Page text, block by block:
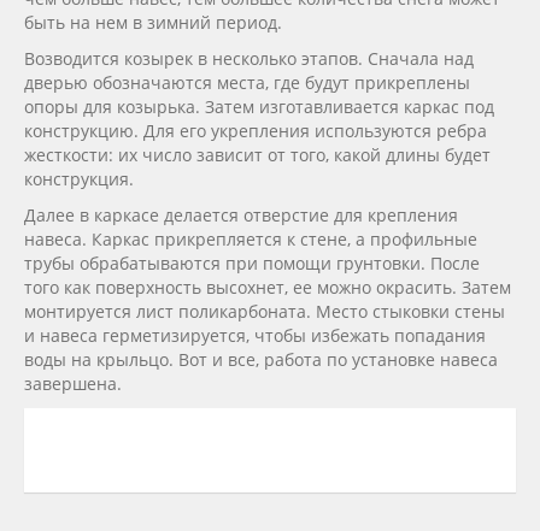
быть на нем в зимний период.
Возводится козырек в несколько этапов. Сначала над
дверью обозначаются места, где будут прикреплены
опоры для козырька. Затем изготавливается каркас под
конструкцию. Для его укрепления используются ребра
жесткости: их число зависит от того, какой длины будет
конструкция.
Далее в каркасе делается отверстие для крепления
навеса. Каркас прикрепляется к стене, а профильные
трубы обрабатываются при помощи грунтовки. После
того как поверхность высохнет, ее можно окрасить. Затем
монтируется лист поликарбоната. Место стыковки стены
и навеса герметизируется, чтобы избежать попадания
воды на крыльцо. Вот и все, работа по установке навеса
завершена.